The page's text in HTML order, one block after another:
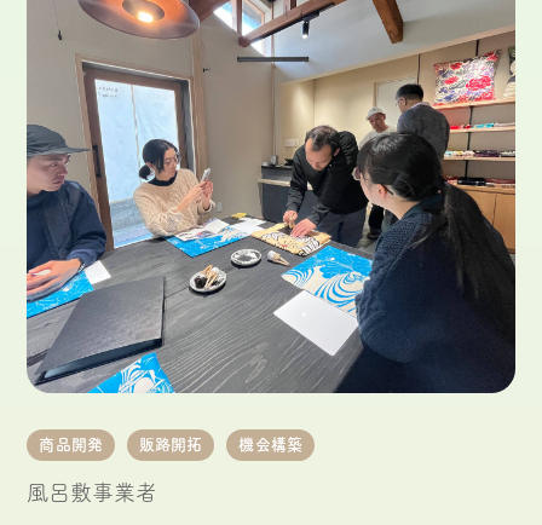
商品開発 販路開拓 機会構築
風呂敷事業者